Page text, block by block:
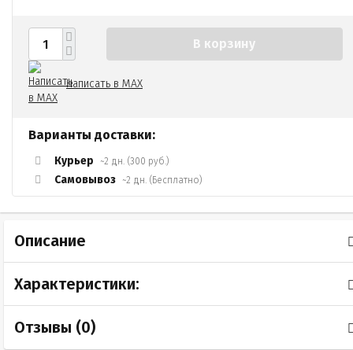
В корзину
Написать в MAX
Варианты доставки:
Курьер ~2 дн. (300 руб.)
Самовывоз ~2 дн. (Бесплатно)
Описание
Характеристики:
Отзывы (0)